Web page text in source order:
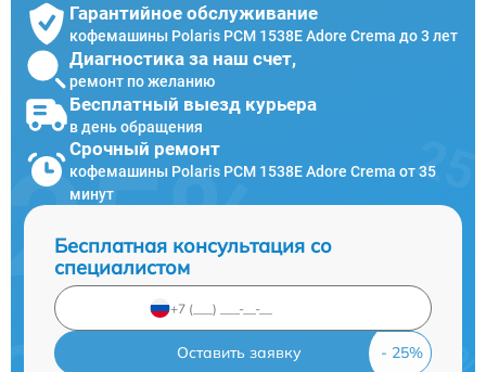
Гарантийное обслуживание
кофемашины Polaris PCM 1538E Adore Crema до 3 лет
Диагностика за наш счет,
ремонт по желанию
Бесплатный выезд курьера
в день обращения
Срочный ремонт
кофемашины Polaris PCM 1538E Adore Crema от 35
минут
Бесплатная консультация со
специалистом
Оставить заявку